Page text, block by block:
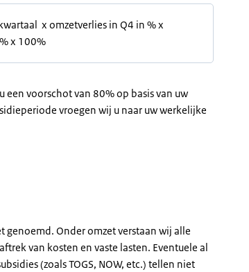
x omzetverlies in Q4 in % x
x 100%
een voorschot van 80% op basis van uw
vroegen wij u naar uw werkelijke
Onder omzet verstaan wij alle
van kosten en vaste lasten. Eventuele al
(zoals TOGS, NOW, etc.) tellen niet